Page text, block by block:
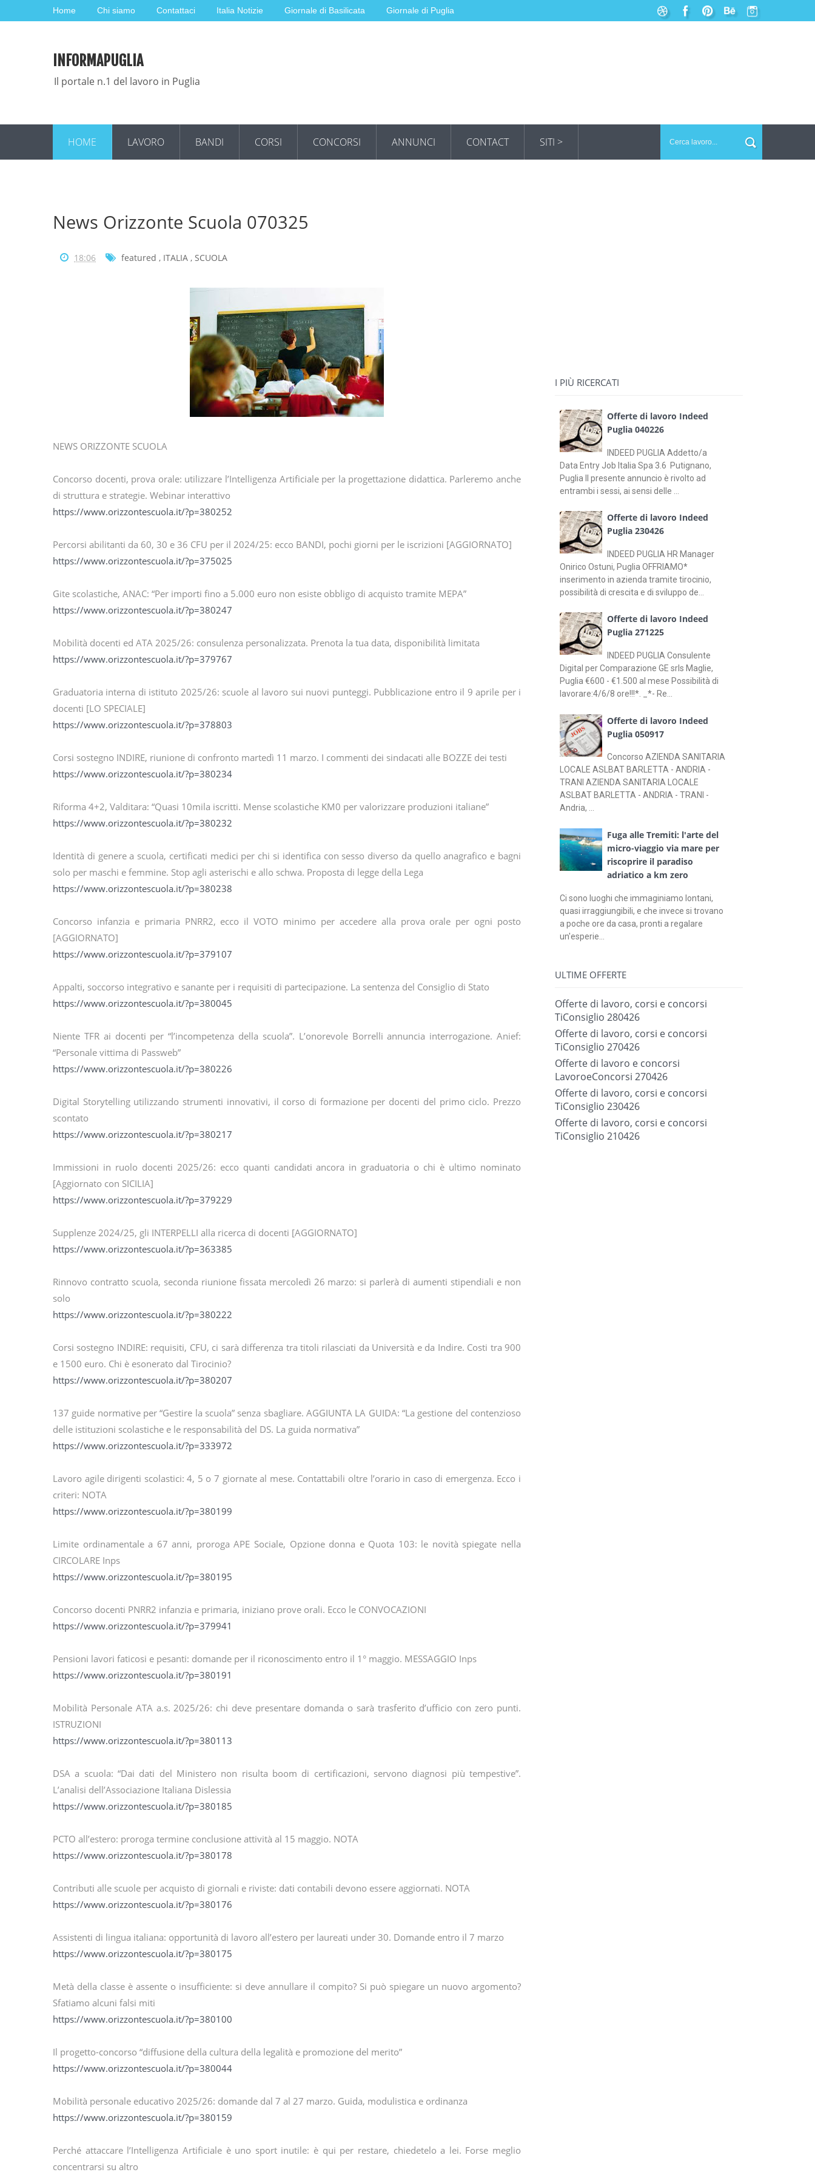
Home Chi siamo Contattaci Italia Notizie Giornale di Basilicata Giornale di Puglia
INFORMAPUGLIA
Il portale n.1 del lavoro in Puglia
HOME LAVORO BANDI CORSI CONCORSI ANNUNCI CONTACT SITI >
News Orizzonte Scuola 070325
18:06 featured , ITALIA , SCUOLA
NEWS ORIZZONTE SCUOLA
Concorso docenti, prova orale: utilizzare l’Intelligenza Artificiale per la progettazione didattica. Parleremo anche
di struttura e strategie. Webinar interattivo
https://www.orizzontescuola.it/?p=380252
Percorsi abilitanti da 60, 30 e 36 CFU per il 2024/25: ecco BANDI, pochi giorni per le iscrizioni [AGGIORNATO]
https://www.orizzontescuola.it/?p=375025
Gite scolastiche, ANAC: “Per importi fino a 5.000 euro non esiste obbligo di acquisto tramite MEPA”
https://www.orizzontescuola.it/?p=380247
Mobilità docenti ed ATA 2025/26: consulenza personalizzata. Prenota la tua data, disponibilità limitata
https://www.orizzontescuola.it/?p=379767
Graduatoria interna di istituto 2025/26: scuole al lavoro sui nuovi punteggi. Pubblicazione entro il 9 aprile per i
docenti [LO SPECIALE]
https://www.orizzontescuola.it/?p=378803
Corsi sostegno INDIRE, riunione di confronto martedì 11 marzo. I commenti dei sindacati alle BOZZE dei testi
https://www.orizzontescuola.it/?p=380234
Riforma 4+2, Valditara: “Quasi 10mila iscritti. Mense scolastiche KM0 per valorizzare produzioni italiane”
https://www.orizzontescuola.it/?p=380232
Identità di genere a scuola, certificati medici per chi si identifica con sesso diverso da quello anagrafico e bagni
solo per maschi e femmine. Stop agli asterischi e allo schwa. Proposta di legge della Lega
https://www.orizzontescuola.it/?p=380238
Concorso infanzia e primaria PNRR2, ecco il VOTO minimo per accedere alla prova orale per ogni posto
[AGGIORNATO]
https://www.orizzontescuola.it/?p=379107
Appalti, soccorso integrativo e sanante per i requisiti di partecipazione. La sentenza del Consiglio di Stato
https://www.orizzontescuola.it/?p=380045
Niente TFR ai docenti per “l’incompetenza della scuola”. L’onorevole Borrelli annuncia interrogazione. Anief:
“Personale vittima di Passweb”
https://www.orizzontescuola.it/?p=380226
Digital Storytelling utilizzando strumenti innovativi, il corso di formazione per docenti del primo ciclo. Prezzo
scontato
https://www.orizzontescuola.it/?p=380217
Immissioni in ruolo docenti 2025/26: ecco quanti candidati ancora in graduatoria o chi è ultimo nominato
[Aggiornato con SICILIA]
https://www.orizzontescuola.it/?p=379229
Supplenze 2024/25, gli INTERPELLI alla ricerca di docenti [AGGIORNATO]
https://www.orizzontescuola.it/?p=363385
Rinnovo contratto scuola, seconda riunione fissata mercoledì 26 marzo: si parlerà di aumenti stipendiali e non
solo
https://www.orizzontescuola.it/?p=380222
Corsi sostegno INDIRE: requisiti, CFU, ci sarà differenza tra titoli rilasciati da Università e da Indire. Costi tra 900
e 1500 euro. Chi è esonerato dal Tirocinio?
https://www.orizzontescuola.it/?p=380207
137 guide normative per “Gestire la scuola” senza sbagliare. AGGIUNTA LA GUIDA: “La gestione del contenzioso
delle istituzioni scolastiche e le responsabilità del DS. La guida normativa”
https://www.orizzontescuola.it/?p=333972
Lavoro agile dirigenti scolastici: 4, 5 o 7 giornate al mese. Contattabili oltre l’orario in caso di emergenza. Ecco i
criteri: NOTA
https://www.orizzontescuola.it/?p=380199
Limite ordinamentale a 67 anni, proroga APE Sociale, Opzione donna e Quota 103: le novità spiegate nella
CIRCOLARE Inps
https://www.orizzontescuola.it/?p=380195
Concorso docenti PNRR2 infanzia e primaria, iniziano prove orali. Ecco le CONVOCAZIONI
https://www.orizzontescuola.it/?p=379941
Pensioni lavori faticosi e pesanti: domande per il riconoscimento entro il 1° maggio. MESSAGGIO Inps
https://www.orizzontescuola.it/?p=380191
Mobilità Personale ATA a.s. 2025/26: chi deve presentare domanda o sarà trasferito d’ufficio con zero punti.
ISTRUZIONI
https://www.orizzontescuola.it/?p=380113
DSA a scuola: “Dai dati del Ministero non risulta boom di certificazioni, servono diagnosi più tempestive”.
L’analisi dell’Associazione Italiana Dislessia
https://www.orizzontescuola.it/?p=380185
PCTO all’estero: proroga termine conclusione attività al 15 maggio. NOTA
https://www.orizzontescuola.it/?p=380178
Contributi alle scuole per acquisto di giornali e riviste: dati contabili devono essere aggiornati. NOTA
https://www.orizzontescuola.it/?p=380176
Assistenti di lingua italiana: opportunità di lavoro all’estero per laureati under 30. Domande entro il 7 marzo
https://www.orizzontescuola.it/?p=380175
Metà della classe è assente o insufficiente: si deve annullare il compito? Si può spiegare un nuovo argomento?
Sfatiamo alcuni falsi miti
https://www.orizzontescuola.it/?p=380100
Il progetto-concorso “diffusione della cultura della legalità e promozione del merito”
https://www.orizzontescuola.it/?p=380044
Mobilità personale educativo 2025/26: domande dal 7 al 27 marzo. Guida, modulistica e ordinanza
https://www.orizzontescuola.it/?p=380159
Perché attaccare l’Intelligenza Artificiale è uno sport inutile: è qui per restare, chiedetelo a lei. Forse meglio
concentrarsi su altro
I PIÙ RICERCATI
Offerte di lavoro Indeed
Puglia 040226
INDEED PUGLIA Addetto/a
Data Entry Job Italia Spa 3.6 Putignano,
Puglia Il presente annuncio è rivolto ad
entrambi i sessi, ai sensi delle ...
Offerte di lavoro Indeed
Puglia 230426
INDEED PUGLIA HR Manager
Onirico Ostuni, Puglia OFFRIAMO*
inserimento in azienda tramite tirocinio,
possibilità di crescita e di sviluppo de...
Offerte di lavoro Indeed
Puglia 271225
INDEED PUGLIA Consulente
Digital per Comparazione GE srls Maglie,
Puglia €600 - €1.500 al mese Possibilità di
lavorare:4/6/8 ore!!!*. _*- Re...
Offerte di lavoro Indeed
Puglia 050917
Concorso AZIENDA SANITARIA
LOCALE ASLBAT BARLETTA - ANDRIA -
TRANI AZIENDA SANITARIA LOCALE
ASLBAT BARLETTA - ANDRIA - TRANI -
Andria, ...
Fuga alle Tremiti: l'arte del
micro-viaggio via mare per
riscoprire il paradiso
adriatico a km zero
Ci sono luoghi che immaginiamo lontani,
quasi irraggiungibili, e che invece si trovano
a poche ore da casa, pronti a regalare
un'esperie...
ULTIME OFFERTE
Offerte di lavoro, corsi e concorsi
TiConsiglio 280426
Offerte di lavoro, corsi e concorsi
TiConsiglio 270426
Offerte di lavoro e concorsi
LavoroeConcorsi 270426
Offerte di lavoro, corsi e concorsi
TiConsiglio 230426
Offerte di lavoro, corsi e concorsi
TiConsiglio 210426